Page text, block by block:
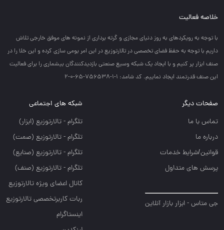
خلاصه فعالیت
با توجه به رويكردهاي به روز دنياي مجازي و گرته برداري از نمونه هاي موفق خارجي تلاش
داريم با توجه به حفظ فضاي تخصصي در تالارتوزيع در اين امر بومي سازي كرده و اين خلا را در
صنف ابزار پر كنيم و با ايجاد يك شبكه وسيع صنعتي بازديدكنندگان بيشماري را براي فعاليت
اين صنف قدرتمند ايجاد نماييم. کد شامد: 1-1-756538-65-0-2
صفحات دیگر
تماس با ما
درباره ما
قوانین/شرایط خدمات
پرسش های متداول
جی متاس - ابزار بازار آنلاین
شبکه های اجتماعی
تلگرام - تالارتوزيع (ابزار)
تلگرام - تالارتوزيع (صمت)
تلگرام - تالارتوزيع (صنايع)
تلگرام - تالارتوزیع (صنف)
کانال اعضای ویژه تالارتوزیع
ربات کاربرتخصصی تالارتوزیع
اینستاگرام